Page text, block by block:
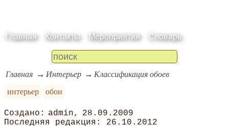
Главная Контакты Мероприятия Словарь
Главная Интерьер
Классификация обоев
интерьер
обои
admin
28.09.2009
26.10.2012